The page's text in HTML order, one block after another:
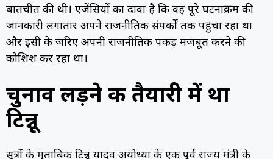
बातचीत की थी। एजेंसियों का दावा है कि वह पूरे घटनाक्रम की
जानकारी लगातार अपने राजनीतिक संपर्कों तक पहुंचा रहा था
और इसी के जरिए अपनी राजनीतिक पकड़ मजबूत करने की
कोशिश कर रहा था।
चुनाव लड़ने की तैयारी में था
टिन्नू
सूत्रों के मुताबिक टिन्नू यादव अयोध्या के एक पूर्व राज्य मंत्री के